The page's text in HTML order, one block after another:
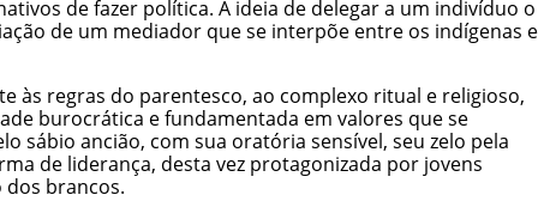
de fazer política. A ideia de delegar a um indivíduo o
de um mediador que se interpõe entre os indígenas e
às regras do parentesco, ao complexo ritual e religioso,
burocrática e fundamentada em valores que se
sábio ancião, com sua oratória sensível, seu zelo pela
de liderança, desta vez protagonizada por jovens
brancos.